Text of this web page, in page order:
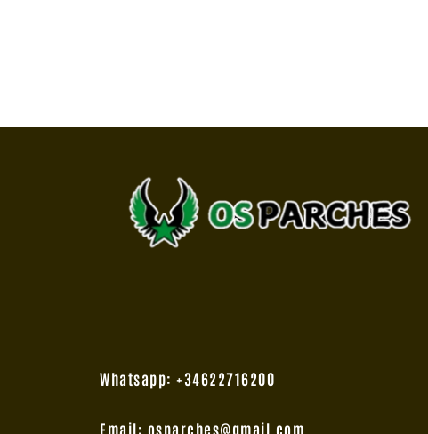
Whatsapp: +34622716200
Email: osparches@gmail.com